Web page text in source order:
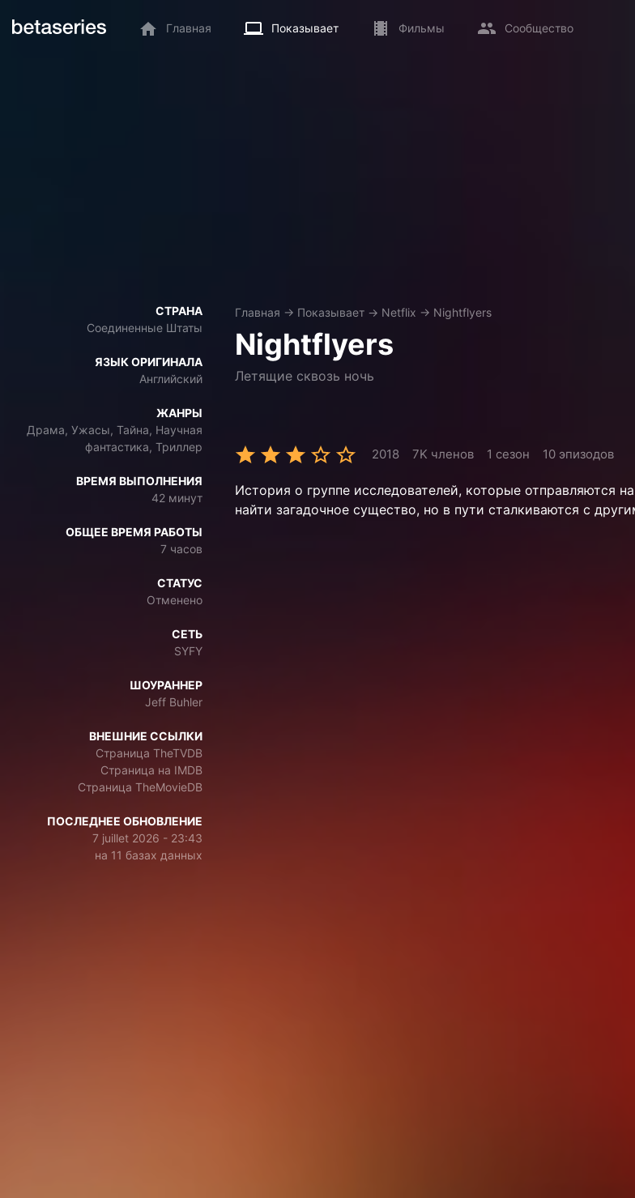
Главная Показывает Фильмы Сообщество
СТРАНА
Соединенные Штаты
ЯЗЫК ОРИГИНАЛА
Английский
ЖАНРЫ
Драма, Ужасы, Тайна, Научная
фантастика, Триллер
ВРЕМЯ ВЫПОЛНЕНИЯ
42 минут
ОБЩЕЕ ВРЕМЯ РАБОТЫ
7 часов
СТАТУС
Отменено
СЕТЬ
SYFY
ШОУРАННЕР
Jeff Buhler
ВНЕШНИЕ ССЫЛКИ
Страница TheTVDB
Страница на IMDB
Страница TheMovieDB
ПОСЛЕДНЕЕ ОБНОВЛЕНИЕ
7 juillet 2026 - 23:43
на 11 базах данных
Главная → Показывает → Netflix → Nightflyers
Nightflyers
Летящие сквозь ночь
2018 7K членов 1 сезон 10 эпизодов
История о группе исследователей, которые отправляются
найти загадочное существо, но в пути сталкиваются с